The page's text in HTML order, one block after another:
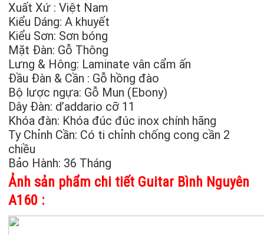
Xuất Xứ : Việt Nam
Kiểu Dáng: A khuyết
Kiểu Sơn: Sơn bóng
Mặt Đàn: Gỗ Thông
Lưng & Hông: Laminate vân cẩm ấn
Đầu Đàn & Cần : Gỗ hồng đào
Bộ lược ngựa: Gỗ Mun (Ebony)
Dây Đàn: d’addario cỡ 11
Khóa đàn: Khóa đúc đúc inox chính hãng
Ty Chỉnh Cần: Có ti chỉnh chống cong cần 2
chiều
Bảo Hành: 36 Tháng
Ảnh sản phẩm chi tiết Guitar Bình Nguyên
A160 :